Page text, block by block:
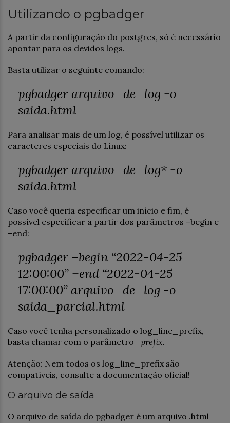
Utilizando o pgbadger
A partir da configuração do postgres, só é necessário
apontar para os devidos logs.
Basta utilizar o seguinte comando:
pgbadger arquivo_de_log -o
saida.html
Para analisar mais de um log, é possível utilizar os
caracteres especiais do Linux:
pgbadger arquivo_de_log* -o
saida.html
Caso você queria especificar um início e fim, é
possível especificar a partir dos parâmetros –begin e
–end:
pgbadger –begin “2022-04-25
12:00:00” –end “2022-04-25
17:00:00” arquivo_de_log -o
saida_parcial.html
Caso você tenha personalizado o log_line_prefix,
basta chamar com o parâmetro –prefix.
Atenção: Nem todos os log_line_prefix são
compatíveis, consulte a documentação oficial!
O arquivo de saída
O arquivo de saída do pgbadger é um arquivo .html